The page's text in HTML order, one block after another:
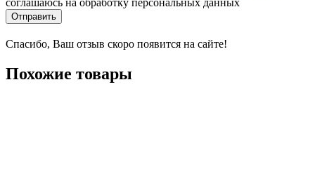
соглашаюсь на обработку персональных данных
Отправить
Спасибо, Ваш отзыв скоро появится на сайте!
Похожие товары